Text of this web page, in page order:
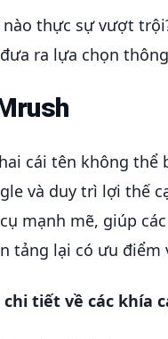
thực sự vượt
ra lựa chọn
cái tên không thể
và duy trì lợi thế
mạnh mẽ, giúp
tảng lại có ưu
tiết về các khía